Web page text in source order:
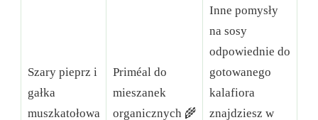
Szary pieprz i
gałka
muszkatołowa
Priméal do
mieszanek
organicznych 🌾
Inne pomysły
na sosy
odpowiednie do
gotowanego
kalafiora
znajdziesz w